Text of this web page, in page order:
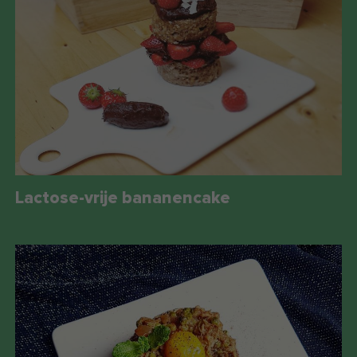
Lactose-vrije bananencake